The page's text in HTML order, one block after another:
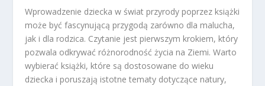
Wprowadzenie dziecka w świat przyrody poprzez książki
może być fascynującą przygodą zarówno dla malucha,
jak i dla rodzica. Czytanie jest pierwszym krokiem, który
pozwala odkrywać różnorodność życia na Ziemi. Warto
wybierać książki, które są dostosowane do wieku
dziecka i poruszają istotne tematy dotyczące natury,